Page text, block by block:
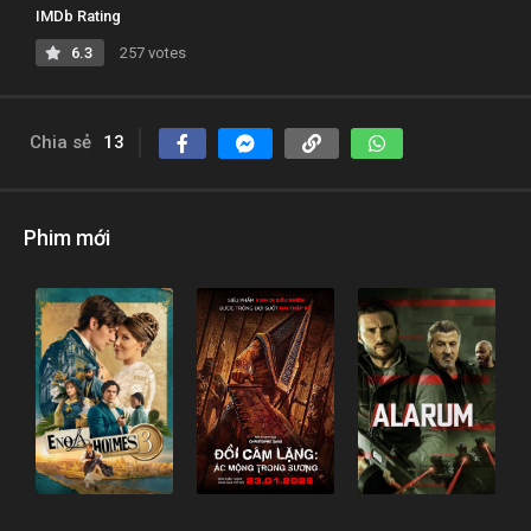
IMDb Rating
6.3 257 votes
Chia sẻ 13
Phim mới